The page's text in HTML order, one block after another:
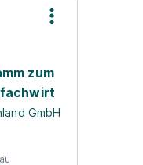
zum
GmbH